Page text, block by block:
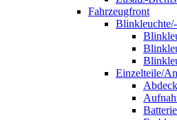
Fahrzeugfront
Einzelteile/